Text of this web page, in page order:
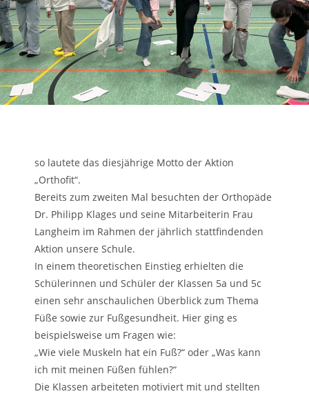
so lautete das diesjährige Motto der Aktion
„Orthofit“.
Bereits zum zweiten Mal besuchten der Orthopäde
Dr. Philipp Klages und seine Mitarbeiterin Frau
Langheim im Rahmen der jährlich stattfindenden
Aktion unsere Schule.
In einem theoretischen Einstieg erhielten die
Schülerinnen und Schüler der Klassen 5a und 5c
einen sehr anschaulichen Überblick zum Thema
Füße sowie zur Fußgesundheit. Hier ging es
beispielsweise um Fragen wie:
„Wie viele Muskeln hat ein Fuß?“ oder „Was kann
ich mit meinen Füßen fühlen?“
Die Klassen arbeiteten motiviert mit und stellten